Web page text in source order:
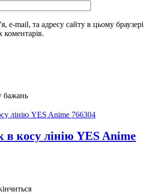
e-mail, та адресу сайту в цьому браузері
коментарів.
бажань
в косу лінію YES Anime